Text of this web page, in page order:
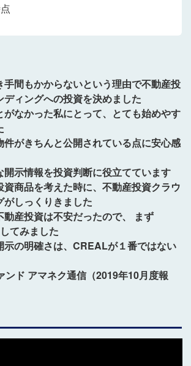
手間もかからないという理由で不動産投
ディングへの投資を決めました
がなかった私にとって、とても始めやす
件がきちんと公開されている点に安心感
開示情報を投資判断に役立てています
商品を考えた時に、不動産投資クラウ
がしっくりきました
動産投資は不安だったので、 まず
てみました
示の明確さは、CREALが１番ではない
ド アマネク通信（2019年10月度報